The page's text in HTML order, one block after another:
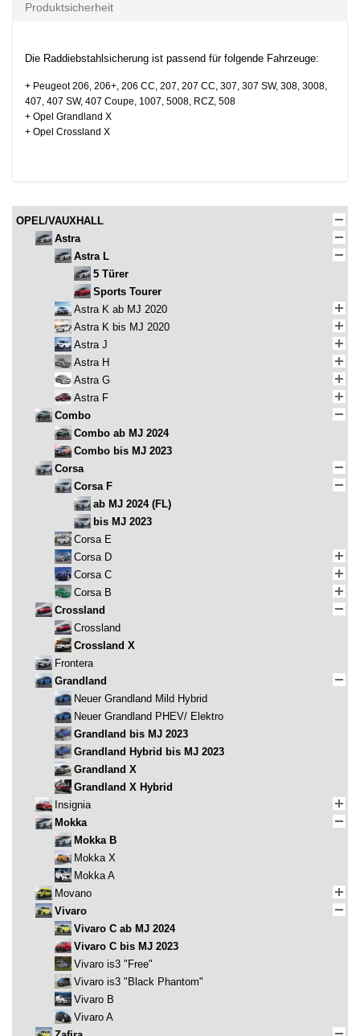
Produktsicherheit
Die Raddiebstahlsicherung ist passend für folgende Fahrzeuge:
+ Peugeot206, 206+, 206 CC, 207, 207 CC, 307, 307 SW, 308, 3008,
407, 407 SW, 407 Coupe, 1007, 5008, RCZ, 508
+ Opel Grandland X
+ Opel Crossland X
OPEL/VAUXHALL
Astra
Astra L
5 Türer
Sports Tourer
Astra K ab MJ 2020
Astra K bis MJ 2020
Astra J
Astra H
Astra G
Astra F
Combo
Combo ab MJ 2024
Combo bis MJ 2023
Corsa
Corsa F
ab MJ 2024 (FL)
bis MJ 2023
Corsa E
Corsa D
Corsa C
Corsa B
Crossland
Crossland
Crossland X
Frontera
Grandland
Neuer Grandland Mild Hybrid
Neuer Grandland PHEV/ Elektro
Grandland bis MJ 2023
Grandland Hybrid bis MJ 2023
Grandland X
Grandland X Hybrid
Insignia
Mokka
Mokka B
Mokka X
Mokka A
Movano
Vivaro
Vivaro C ab MJ 2024
Vivaro C bis MJ 2023
Vivaro is3 "Free"
Vivaro is3 "Black Phantom"
Vivaro B
Vivaro A